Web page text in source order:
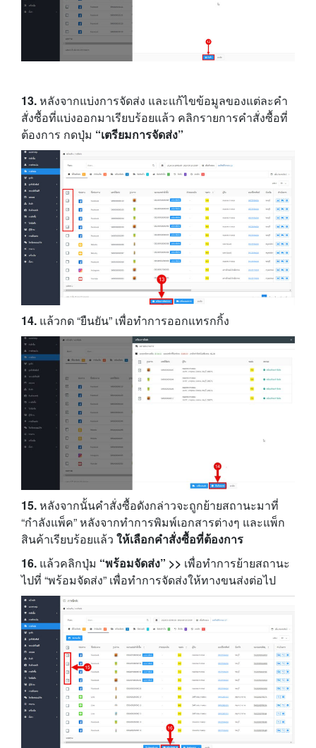
13.หลังจากแบ่งการจัดส่ง และแก้ไขข้อมูลของแต่ละคำ
สั่งซื้อที่แบ่งออกมาเรียบร้อยแล้ว คลิกรายการคำสั่งซื้อที่
ต้องการ กดปุ่ม “เตรียมการจัดส่ง”
14. แล้วกด “ยืนยัน” เพื่อทำการออกแทรกกิ้ง
15.หลังจากนั้นคำสั่งซื้อดังกล่าวจะถูกย้ายสถานะมาที่
“กำลังแพ็ค” หลังจากทำการพิมพ์เอกสารต่างๆ และแพ็ก
สินค้าเรียบร้อยแล้ว ให้เลือกคำสั่งซื้อที่ต้องการ
16. แล้วคลิกปุ่ม “พร้อมจัดส่ง” >> เพื่อทำการย้ายสถานะ
ไปที่ “พร้อมจัดส่ง” เพื่อทำการจัดส่งให้ทางขนส่งต่อไป